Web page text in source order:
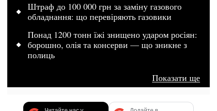
Штраф до 100 000 грн за заміну газового
обладнання: що перевіряють газовики
Понад 1200 тонн їжі знищено ударом росіян:
борошно, олія та консерви — що зникне з
полиць
Показати ще